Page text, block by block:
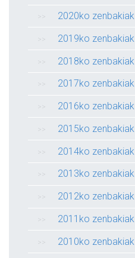
2020ko zenbakiak
2019ko zenbakiak
2018ko zenbakiak
2017ko zenbakiak
2016ko zenbakiak
2015ko zenbakiak
2014ko zenbakiak
2013ko zenbakiak
2012ko zenbakiak
2011ko zenbakiak
2010ko zenbakiak